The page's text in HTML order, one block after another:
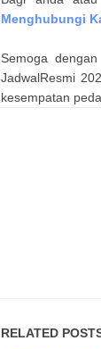
Menghubungi
Semoga
JadwalResmi
kesempatan
RELATED